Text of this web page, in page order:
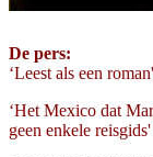
De pers:
‘Leest als een
‘Het Mexico dat
geen enkele